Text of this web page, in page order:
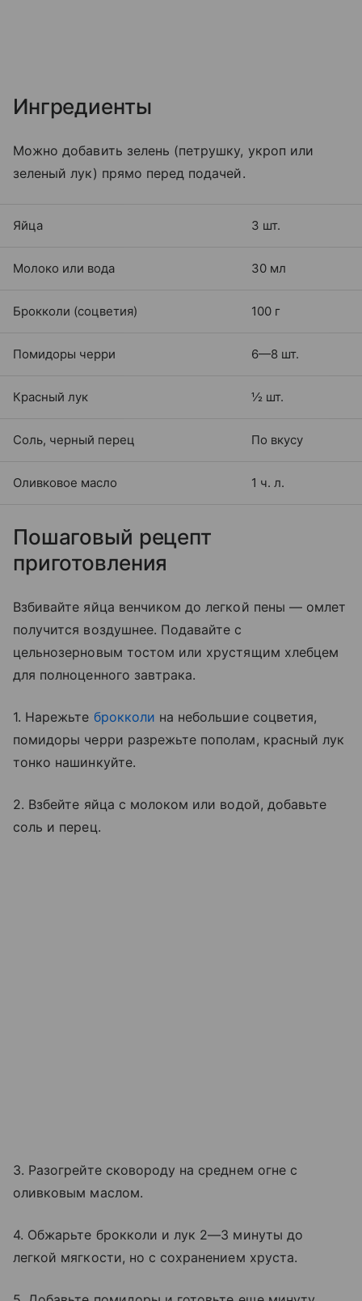
Ингредиенты
Можно добавить зелень (петрушку, укроп или
зеленый лук) прямо перед подачей.
Яйца 3 шт.
Молоко или вода 30 мл
Брокколи (соцветия) 100 г
Помидоры черри 6—8 шт.
Красный лук ½ шт.
Соль, черный перец По вкусу
Оливковое масло 1 ч. л.
Пошаговый рецепт
приготовления
Взбивайте яйца венчиком до легкой пены — омлет
получится воздушнее. Подавайте с
цельнозерновым тостом или хрустящим хлебцем
для полноценного завтрака.
1. Нарежьте брокколи на небольшие соцветия,
помидоры черри разрежьте пополам, красный лук
тонко нашинкуйте.
2. Взбейте яйца с молоком или водой, добавьте
соль и перец.
3. Разогрейте сковороду на среднем огне с
оливковым маслом.
4. Обжарьте брокколи и лук 2—3 минуты до
легкой мягкости, но с сохранением хруста.